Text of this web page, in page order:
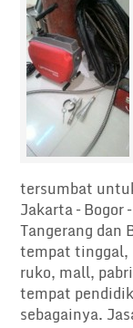
tersumbat
Jakarta – Bogor
Tangerang dan
tempat tinggal,
ruko, mall,
tempat
sebagainya.